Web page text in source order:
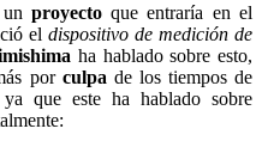
proyectoque entraría en el
eldispositivo de medición de
ha hablado sobre esto,
por culpa de los tiempos de
que este ha hablado sobre